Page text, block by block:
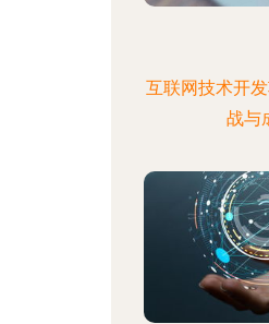
互联网技术开
战与